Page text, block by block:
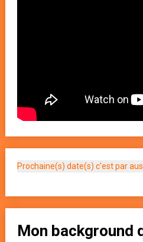
Prochaine(s) date(s) c'est par
Mon background